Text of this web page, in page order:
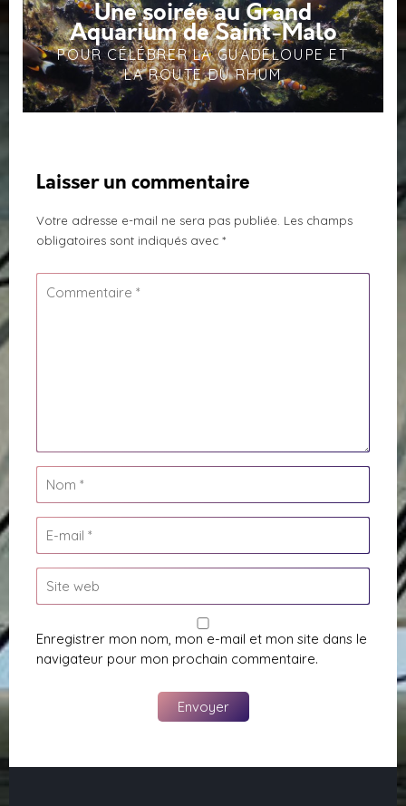
Une soirée au Grand
Aquarium de Saint-Malo
POUR CÉLÉBRER LA GUADELOUPE ET
LA ROUTE DU RHUM
Laisser un commentaire
Votre adresse e-mail ne sera pas publiée. Les champs
obligatoires sont indiqués avec *
Enregistrer mon nom, mon e-mail et mon site dans le
navigateur pour mon prochain commentaire.